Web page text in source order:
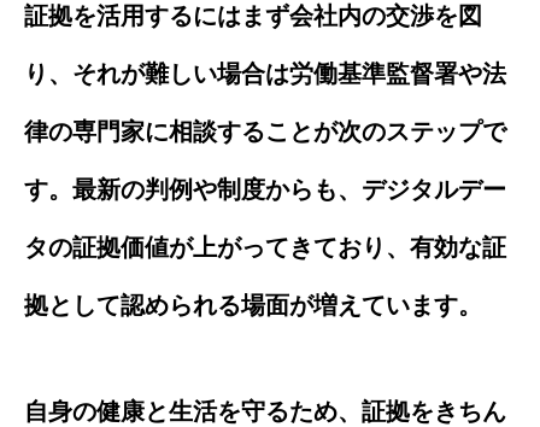
証拠を活用するにはまず会社内の交渉を図
り、それが難しい場合は労働基準監督署や法
律の専門家に相談することが次のステップで
す。最新の判例や制度からも、デジタルデー
タの証拠価値が上がってきており、有効な証
拠として認められる場面が増えています。
自身の健康と生活を守るため、証拠をきちん